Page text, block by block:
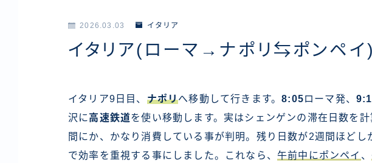
シンガポール
タイ
カンボジア
ベトナム
2026.03.03 イタリア
イタリア(ローマ→ナポリ⇆ポンペイ)
イタリア9日目、 ナポリへ移動して行きます。8:05ローマ発、
沢に高速鉄道を使い移動します。実はシェンゲンの滞在日数を
間にか、かなり消費している事が判明。残り日数が2週間ほどし
で効率を重視する事にしました。これなら、 午前中にポンペイ 、